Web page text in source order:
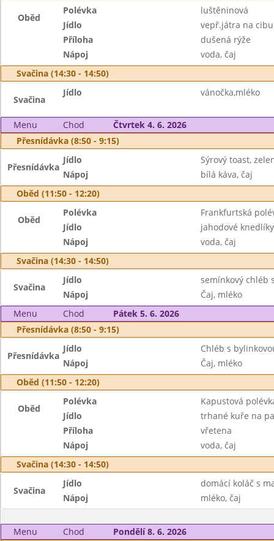
Oběd
Polévka
luštěninová
Jídlo
vepř.játra na
Příloha
dušená rýže
Nápoj
voda, čaj
Svačina (14:30 - 14:50)
Svačina
Jídlo vánočka,mléko
Menu Chod
Čtvrtek 4. 6. 2026
Přesnídávka (8:50 - 9:15)
Přesnídávka
Jídlo
Sýrový toast,
Nápoj
bílá káva, čaj
Oběd (11:50 - 12:20)
Oběd
Polévka
Frankfurtská
Jídlo
jahodové
Nápoj
voda, čaj
Svačina (14:30 - 14:50)
Svačina
Jídlo
semínkový chléb
Nápoj
Čaj, mléko
Menu
Chod
Pátek 5. 6. 2026
Přesnídávka (8:50 - 9:15)
Přesnídávka
Jídlo
Chléb s
Nápoj
Čaj, mléko
Oběd (11:50 - 12:20)
Oběd
Polévka
Kapustová
Jídlo
trhané kuře na
Příloha
vřetena
Nápoj
voda, čaj
Svačina (14:30 - 14:50)
Svačina
Jídlo
domácí koláč s
Nápoj
mléko, čaj
Menu Chod
Pondělí 8. 6. 2026